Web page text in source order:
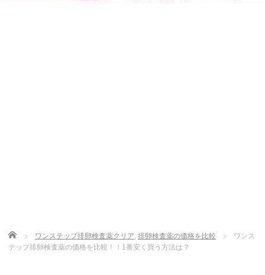
Home ワンステップ排卵検査薬クリア 排卵検査薬の価格を比較
ワンス
テップ排卵検査薬の価格を比較！！1番安く買う方法は？